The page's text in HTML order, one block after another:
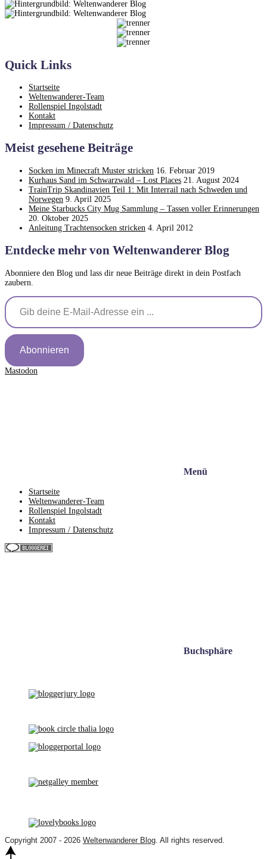
Quick Links
Startseite
Weltenwanderer-Team
Rollenspiel Ingolstadt
Kontakt
Impressum / Datenschutz
Meist gesehene Beiträge
Socken im Minecraft Muster stricken 16. Februar 2019
Kurhaus Sand im Schwarzwald – Lost Places 21. August 2024
TrainTrip Skandinavien Teil 1: Mit Interrail nach Schweden und
Norwegen 9. April 2025
Meine Starbucks City Mug Sammlung – Tassen voller Erinnerungen
20. Oktober 2025
Anleitung Trachtensocken stricken 4. April 2012
Entdecke mehr von Weltenwanderer Blog
Abonniere den Blog und lass dir neue Beiträge direkt in dein Postfach
zaubern.
Gib deine E-Mail-Adresse ein ...
Abonnieren
Mastodon
Menü
Startseite
Weltenwanderer-Team
Rollenspiel Ingolstadt
Kontakt
Impressum / Datenschutz
Buchsphäre
Copyright 2007 - 2026 Weltenwanderer Blog. All rights reserved.